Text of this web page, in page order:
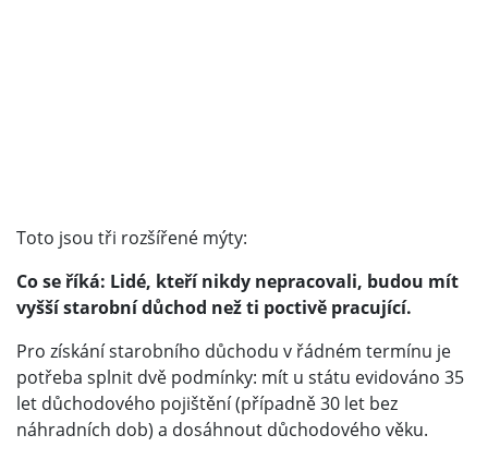
Toto jsou tři rozšířené mýty:
Co se říká: Lidé, kteří nikdy nepracovali, budou mít
vyšší starobní důchod než ti poctivě pracující.
Pro získání starobního důchodu v řádném termínu je
potřeba splnit dvě podmínky: mít u státu evidováno 35
let důchodového pojištění (případně 30 let bez
náhradních dob) a dosáhnout důchodového věku.